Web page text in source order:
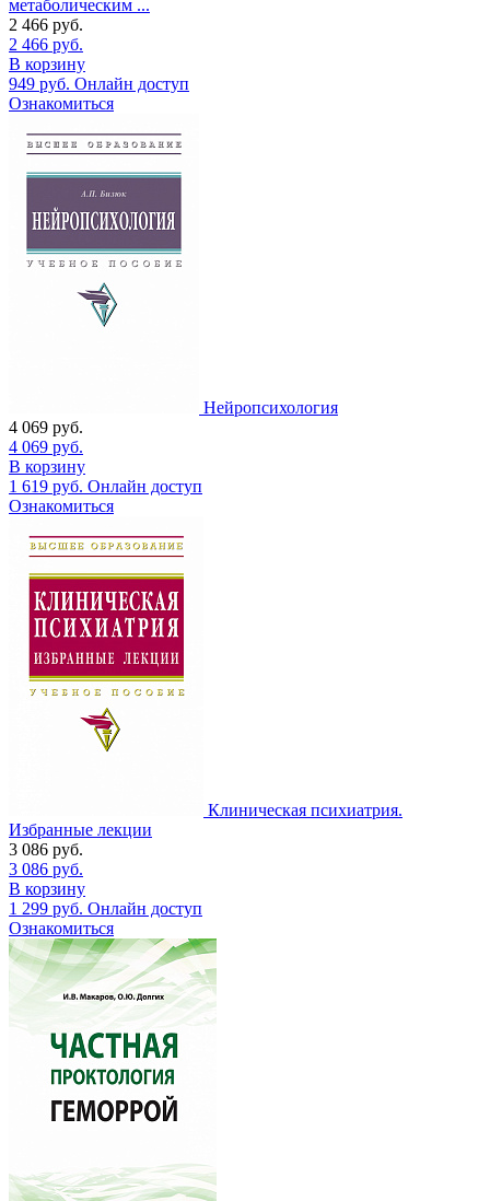
метаболическим ...
2 466 руб.
2 466 руб.
В корзину
949 руб. Онлайн доступ
Ознакомиться
Нейропсихология
4 069 руб.
4 069 руб.
В корзину
1 619 руб. Онлайн доступ
Ознакомиться
Клиническая психиатрия.
Избранные лекции
3 086 руб.
3 086 руб.
В корзину
1 299 руб. Онлайн доступ
Ознакомиться